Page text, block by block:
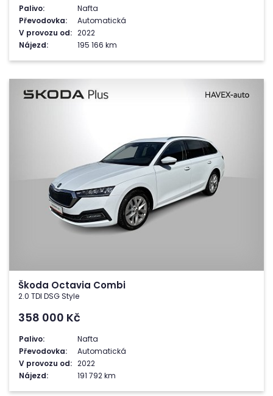
Palivo:
Nafta
Převodovka:
Automatická
V provozu od: 2022
Nájezd:
195 166 km
Škoda Octavia Combi
2.0 TDI DSG Style
358 000 Kč
Palivo:
Nafta
Převodovka:
Automatická
V provozu od: 2022
Nájezd:
191 792 km